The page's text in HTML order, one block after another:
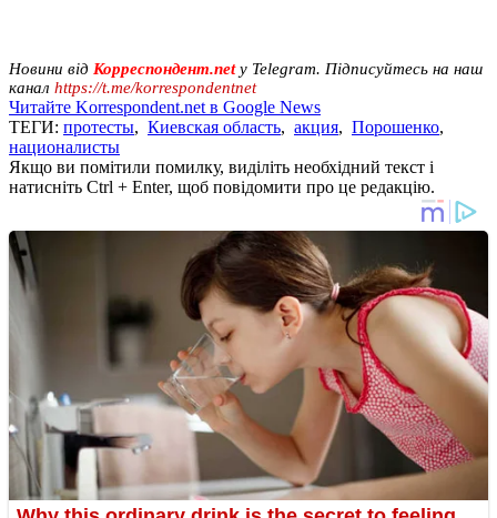
Новини від Корреспондент.netу Telegram. Підписуйтесь на наш
канал https://t.me/korrespondentnet
Читайте Korrespondent.net в Google News
ТЕГИ: протесты, Киевская область, акция, Порошенко,
националисты
Якщо ви помітили помилку, виділіть необхідний текст і
натисніть Ctrl + Enter, щоб повідомити про це редакцію.